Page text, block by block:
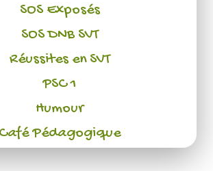
SOS Exposés
SOS DNB SVT
Réussites en SVT
PSC 1
Humour
Café Pédagogique